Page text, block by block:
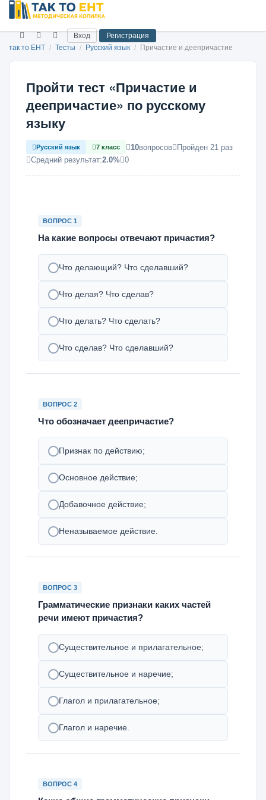
Вход
Регистрация
так то ЕНТ / Тесты / Русский язык / Причастие и деепричастие
Пройти тест «Причастие и
деепричастие» по русскому
языку
Русский язык 7 класс 10вопросов Пройден 21 раз
Средний результат:2.0% 0
ВОПРОС 1
На какие вопросы отвечают причастия?
Что делающий? Что сделавший?
Что делая? Что сделав?
Что делать? Что сделать?
Что сделав? Что сделавший?
ВОПРОС 2
Что обозначает деепричастие?
Признак по действию;
Основное действие;
Добавочное действие;
Неназываемое действие.
ВОПРОС 3
Грамматические признаки каких частей
речи имеют причастия?
Существительное и прилагательное;
Существительное и наречие;
Глагол и прилагательное;
Глагол и наречие.
ВОПРОС 4